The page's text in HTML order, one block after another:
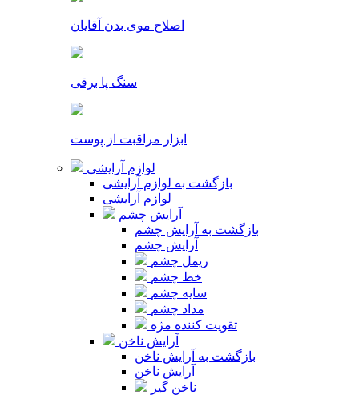
اصلاح موی بدن آقایان
سنگ پا برقی
ابزار مراقبت از پوست
لوازم آرایشی
بازگشت به لوازم آرایشی
لوازم آرایشی
آرایش چشم
بازگشت به آرایش چشم
آرایش چشم
ریمل چشم
خط چشم
سایه چشم
مداد چشم
تقویت کننده مژه
آرایش ناخن
بازگشت به آرایش ناخن
آرایش ناخن
ناخن گیر